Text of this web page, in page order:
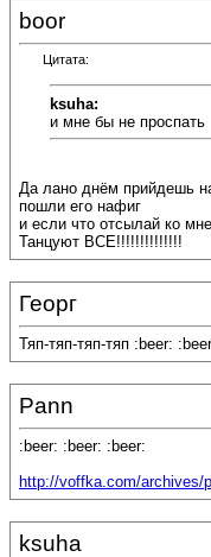
boor
Цитата:
ksuha:
и мне бы не проспать
Да лано днём прийдешь
пошли его нафиг
и если что отсылай ко
Танцуют ВСЕ!!!!!!!!!!!!!!
Георг
Тяп-тяп-тяп-тяп :beer:
Pann
:beer: :beer: :beer:
http://voffka.com/archives/
ksuha